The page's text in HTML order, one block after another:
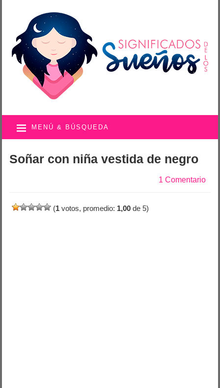
MENÚ & BÚSQUEDA
Soñar con niña vestida de negro
1 Comentario
(1 votos, promedio: 1,00 de 5)